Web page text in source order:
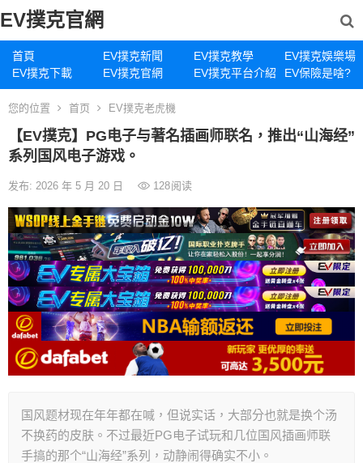
EV撲克官網
首頁 EV撲克新聞 EV撲克教學
EV撲克娛樂場
EV撲克下載
EV撲克官網 EV撲克平台介紹 EV保險是啥?
您的位置 首页 EV撲克老虎機
【EV撲克】PG电子与著名插画师联名，推出“山海经”
系列国风电子游戏。
发布: 2026 年 5 月 20 日 128阅读
国风题材现在年年都在喊，但说实话，大部分也就是换个汤
不换药的皮肤。不过最近PG电子试玩和几位国风插画师联
手搞的那个“山海经”系列，动静闹得确实不小。